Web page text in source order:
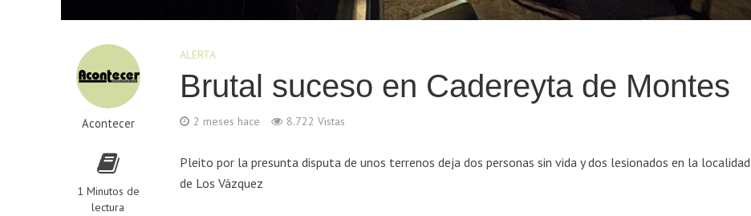
Acontecer
1 Minutos de
lectura
ALERTA
Brutal suceso en Cadereyta de Montes
2 meses hace 8.722 Vistas
Pleito por la presunta disputa de unos terrenos deja dos personas sin vida y dos lesionados en la localidad
de Los Vázquez